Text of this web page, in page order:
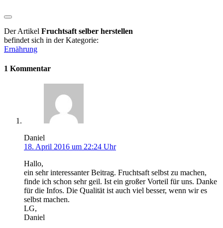
Der Artikel Fruchtsaft selber herstellen
befindet sich in der Kategorie:
Ernährung
1 Kommentar
Daniel
18. April 2016 um 22:24 Uhr
Hallo,
ein sehr interessanter Beitrag. Fruchtsaft selbst zu machen,
finde ich schon sehr geil. Ist ein großer Vorteil für uns. Danke
für die Infos. Die Qualität ist auch viel besser, wenn wir es
selbst machen.
LG,
Daniel